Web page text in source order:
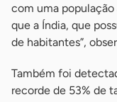
com uma
que a Índia, que
de habitantes”,
Também foi
recorde de 53% de